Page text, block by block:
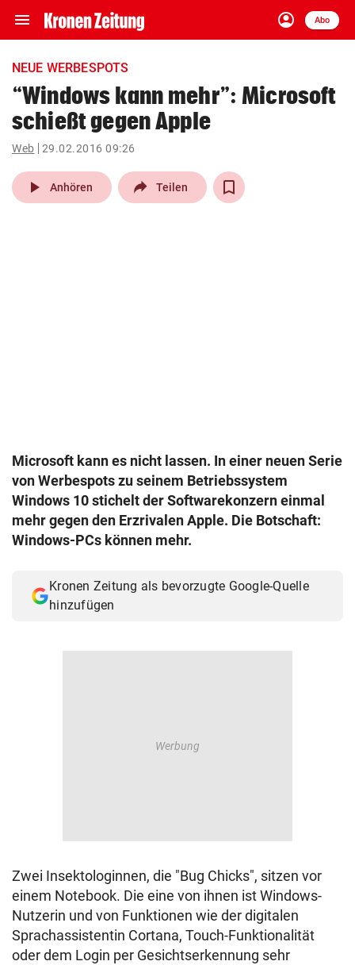
menu Navigation
ein-/ausklappen
account_circle
Anmelden
Abo
close Schließen
account_circle Anmelden
pin_drop
Wien arrow_right
NEUE WERBESPOTS
“Windows kann mehr”: Microsoft
schießt gegen Apple
Web 29.02.2016 09:26
play_arrow Anhören Teilen
Microsoft kann es nicht lassen. In einer neuen Serie
von Werbespots zu seinem Betriebssystem
Windows 10 stichelt der Softwarekonzern einmal
mehr gegen den Erzrivalen Apple. Die Botschaft:
Windows-PCs können mehr.
Kronen Zeitung als bevorzugte Google-Quelle
hinzufügen
Zwei Insektologinnen, die "Bug Chicks", sitzen vor
einem Notebook. Die eine von ihnen ist Windows-
Nutzerin und von Funktionen wie der digitalen
Sprachassistentin Cortana, Touch-Funktionalität
oder dem Login per Gesichtserkennung sehr